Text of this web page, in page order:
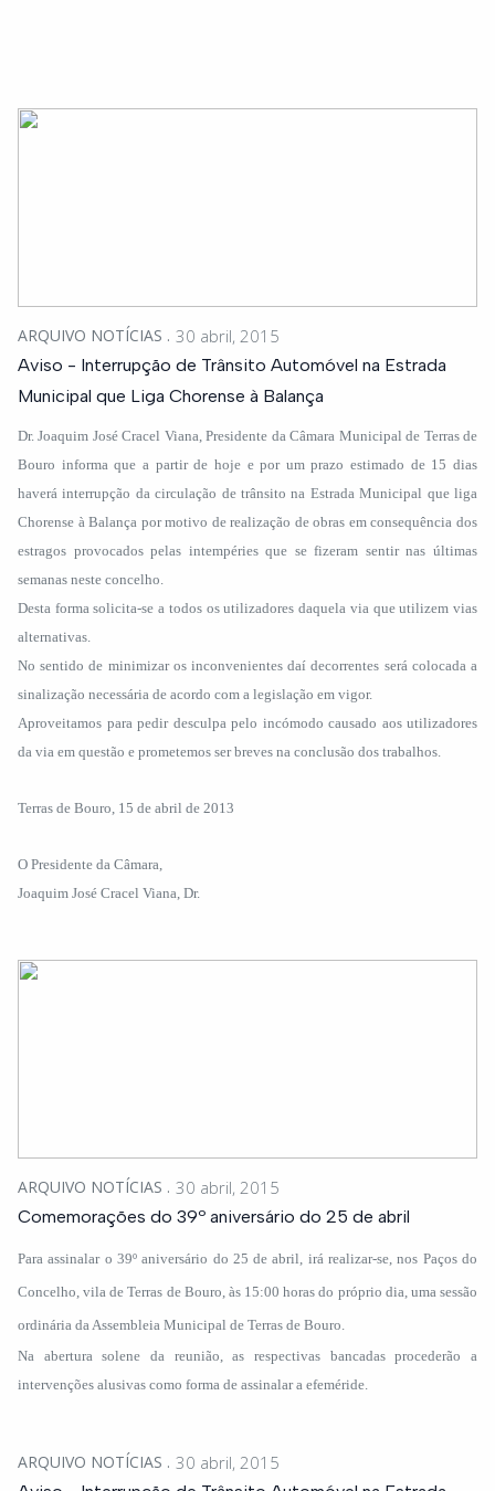
ARQUIVO NOTÍCIAS 30 abril, 2015
Aviso - Interrupção de Trânsito Automóvel na Estrada
Municipal que Liga Chorense à Balança
Dr. Joaquim José Cracel Viana, Presidente da Câmara Municipal de Terras de
Bouro informa que a partir de hoje e por um prazo estimado de 15 dias
haverá interrupção da circulação de trânsito na Estrada Municipal que liga
Chorense à Balança por motivo de realização de obras em consequência dos
estragos provocados pelas intempéries que se fizeram sentir nas últimas
semanas neste concelho.
Desta forma solicita-se a todos os utilizadores daquela via que utilizem vias
alternativas.
No sentido de minimizar os inconvenientes daí decorrentes será colocada a
sinalização necessária de acordo com a legislação em vigor.
Aproveitamos para pedir desculpa pelo incómodo causado aos utilizadores
da via em questão e prometemos ser breves na conclusão dos trabalhos.
Terras de Bouro, 15 de abril de 2013
O Presidente da Câmara,
Joaquim José Cracel Viana, Dr.
ARQUIVO NOTÍCIAS 30 abril, 2015
Comemorações do 39º aniversário do 25 de abril
Para assinalar o 39º aniversário do 25 de abril, irá realizar-se, nos Paços do
Concelho, vila de Terras de Bouro, às 15:00 horas do próprio dia, uma sessão
ordinária da Assembleia Municipal de Terras de Bouro.
Na abertura solene da reunião, as respectivas bancadas procederão a
intervenções alusivas como forma de assinalar a efeméride.
ARQUIVO NOTÍCIAS 30 abril, 2015